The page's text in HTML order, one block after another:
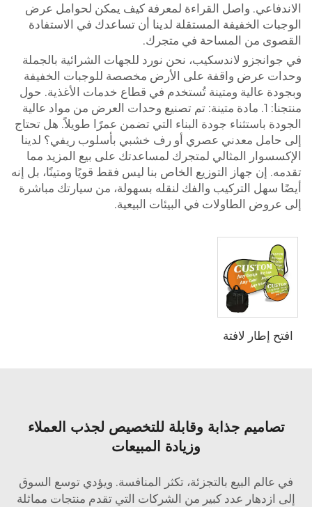
الاندفاعي. واصل القراءة لمعرفة كيف يمكن لحوامل عرض
الوجبات الخفيفة المستقلة لدينا أن تساعدك في الاستفادة
القصوى من المساحة في متجرك.
في جوانجزو لاندسكيب، نحن نورد للجهات الشرائية بالجملة
وحدات عرض واقفة على الأرض مخصصة للوجبات الخفيفة
وبجودة عالية ومتينة تُستخدم في قطاع خدمات الأغذية. حول
منتجنا: 1. مادة متينة: تم تصنيع وحدات العرض من مواد عالية
الجودة باستثناء جودة البناء التي تضمن عمرًا طويلاً. هل تحتاج
إلى حامل معدني عصري أو رف خشبي بأسلوب ريفي؟ لدينا
الإكسسوار المثالي لمتجرك لمساعدتك على بيع المزيد مما
تقدمه. إن جهاز التوزيع الخاص بنا ليس فقط قويًا ومتينًا، بل إنه
أيضًا سهل التركيب والفك لنقله بسهولة، من سيارتك مباشرة
إلى عروض الطاولات في البيئات البيعية.
افتح إطار لافتة
تصاميم جذابة وقابلة للتخصيص لجذب العملاء
وزيادة المبيعات
في عالم البيع بالتجزئة، تكثر المنافسة. ويؤدي توسع السوق
إلى ازدهار عدد كبير من الشركات التي تقدم منتجات مماثلة